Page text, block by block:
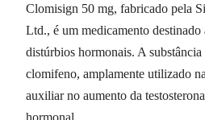
Clomisign 50 mg, fabricado pela
Ltd., é um medicamento destinado
distúrbios hormonais. A
clomifeno, amplamente utilizado
auxiliar no aumento da
hormonal.